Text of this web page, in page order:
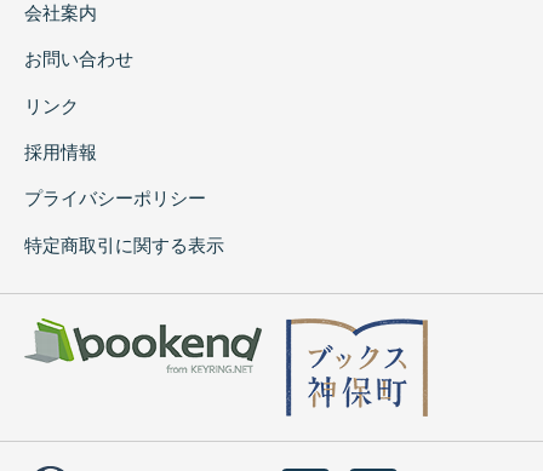
会社案内
お問い合わせ
リンク
採用情報
プライバシーポリシー
特定商取引に関する表示